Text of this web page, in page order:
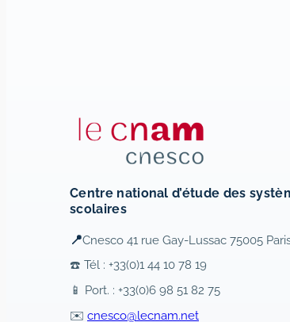
Centre national d’étude des
scolaires
📍Cnesco 41 rue Gay-Lussac 75005
☎️ Tél : +33(0)1 44 10 78 19
📱 Port. : +33(0)6 98 51 82 75
✉️ cnesco@lecnam.net